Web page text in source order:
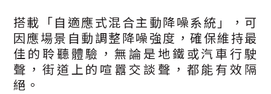
搭載「自適應式混合主動降噪系統」，可
因應場景自動調整降噪強度，確保維持最
佳的聆聽體驗，無論是地鐵或汽車行駛
聲，街道上的喧囂交談聲，都能有效隔
絕。